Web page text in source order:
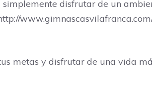
disfrutar de un
metas y disfrutar de una vida